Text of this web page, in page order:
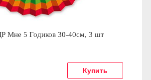
Мне 5 Годиков 30-40см, 3 шт